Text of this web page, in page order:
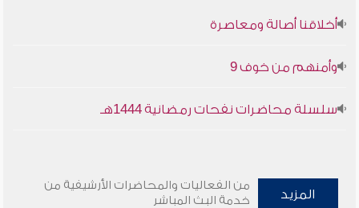
أخلاقنا أصالة ومعاصرة
وأمنهم من خوف 9
سلسلة محاضرات نفحات رمضانية 1444هـ
المزيد
من الفعاليات والمحاضرات الأرشيفية من
خدمة البث المباشر